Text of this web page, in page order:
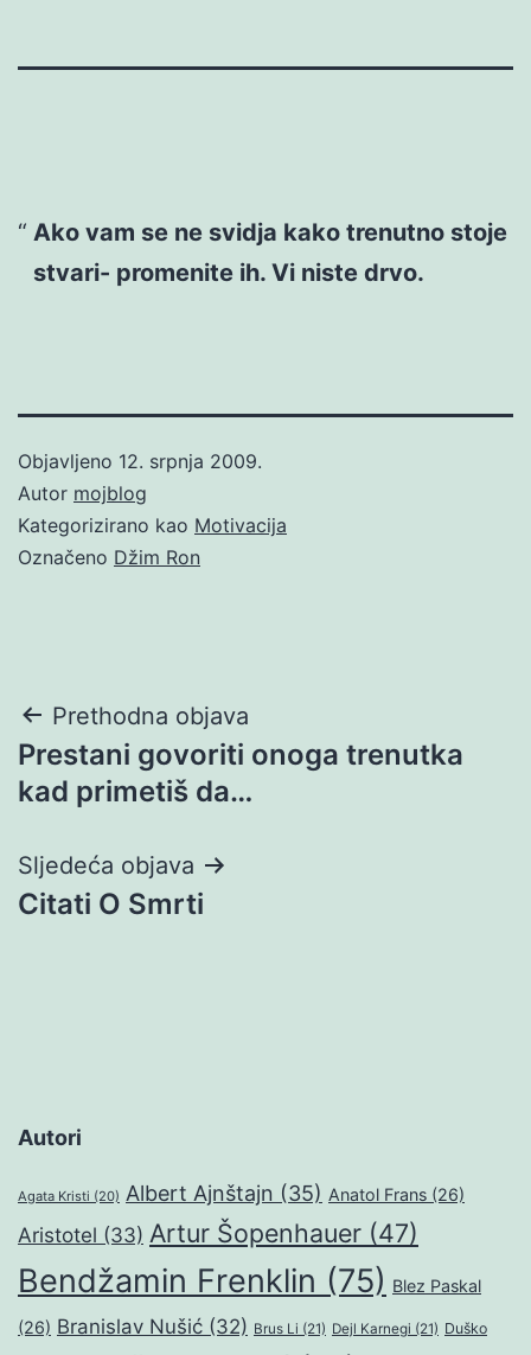
Ako vam se ne svidja kako trenutno stoje
stvari- promenite ih. Vi niste drvo.
Objavljeno 12. srpnja 2009.
Autor mojblog
Kategorizirano kao Motivacija
Označeno Džim Ron
Navigacija
objava
Prethodna objava
Prestani govoriti onoga trenutka
kad primetiš da…
Sljedeća objava
Citati O Smrti
Autori
Agata Kristi (20) Albert Ajnštajn (35) Anatol Frans (26)
Aristotel (33) Artur Šopenhauer (47)
Bendžamin Frenklin (75) Blez Paskal
(26) Branislav Nušić (32) Brus Li (21) Dejl Karnegi (21) Duško